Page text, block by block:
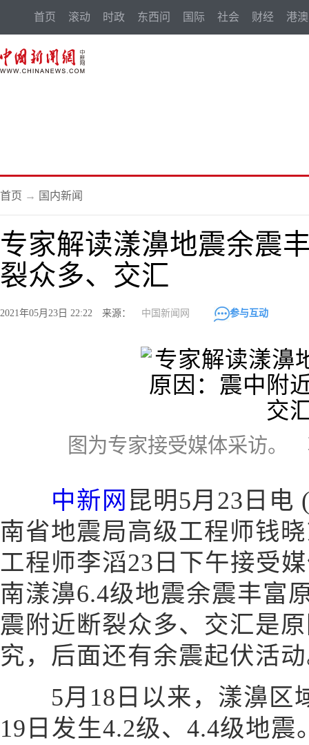
首页 滚动 时政 东西问 国际 社会 财经 港澳
首页 → 国内新闻
专家解读漾濞地震余震
裂众多、交汇
2021年05月23日 22:22 来源： 中国新闻网 参与互动
图为专家接受媒体采访
中新网 昆明5月23日电
南省地震局高级工程师钱
工程师李滔23日下午接受
南漾濞6.4级地震余震丰富
震附近断裂众多、交汇是
究，后面还有余震起伏活
5月18日以来，漾濞区
19日发生4.2级、4.4级地